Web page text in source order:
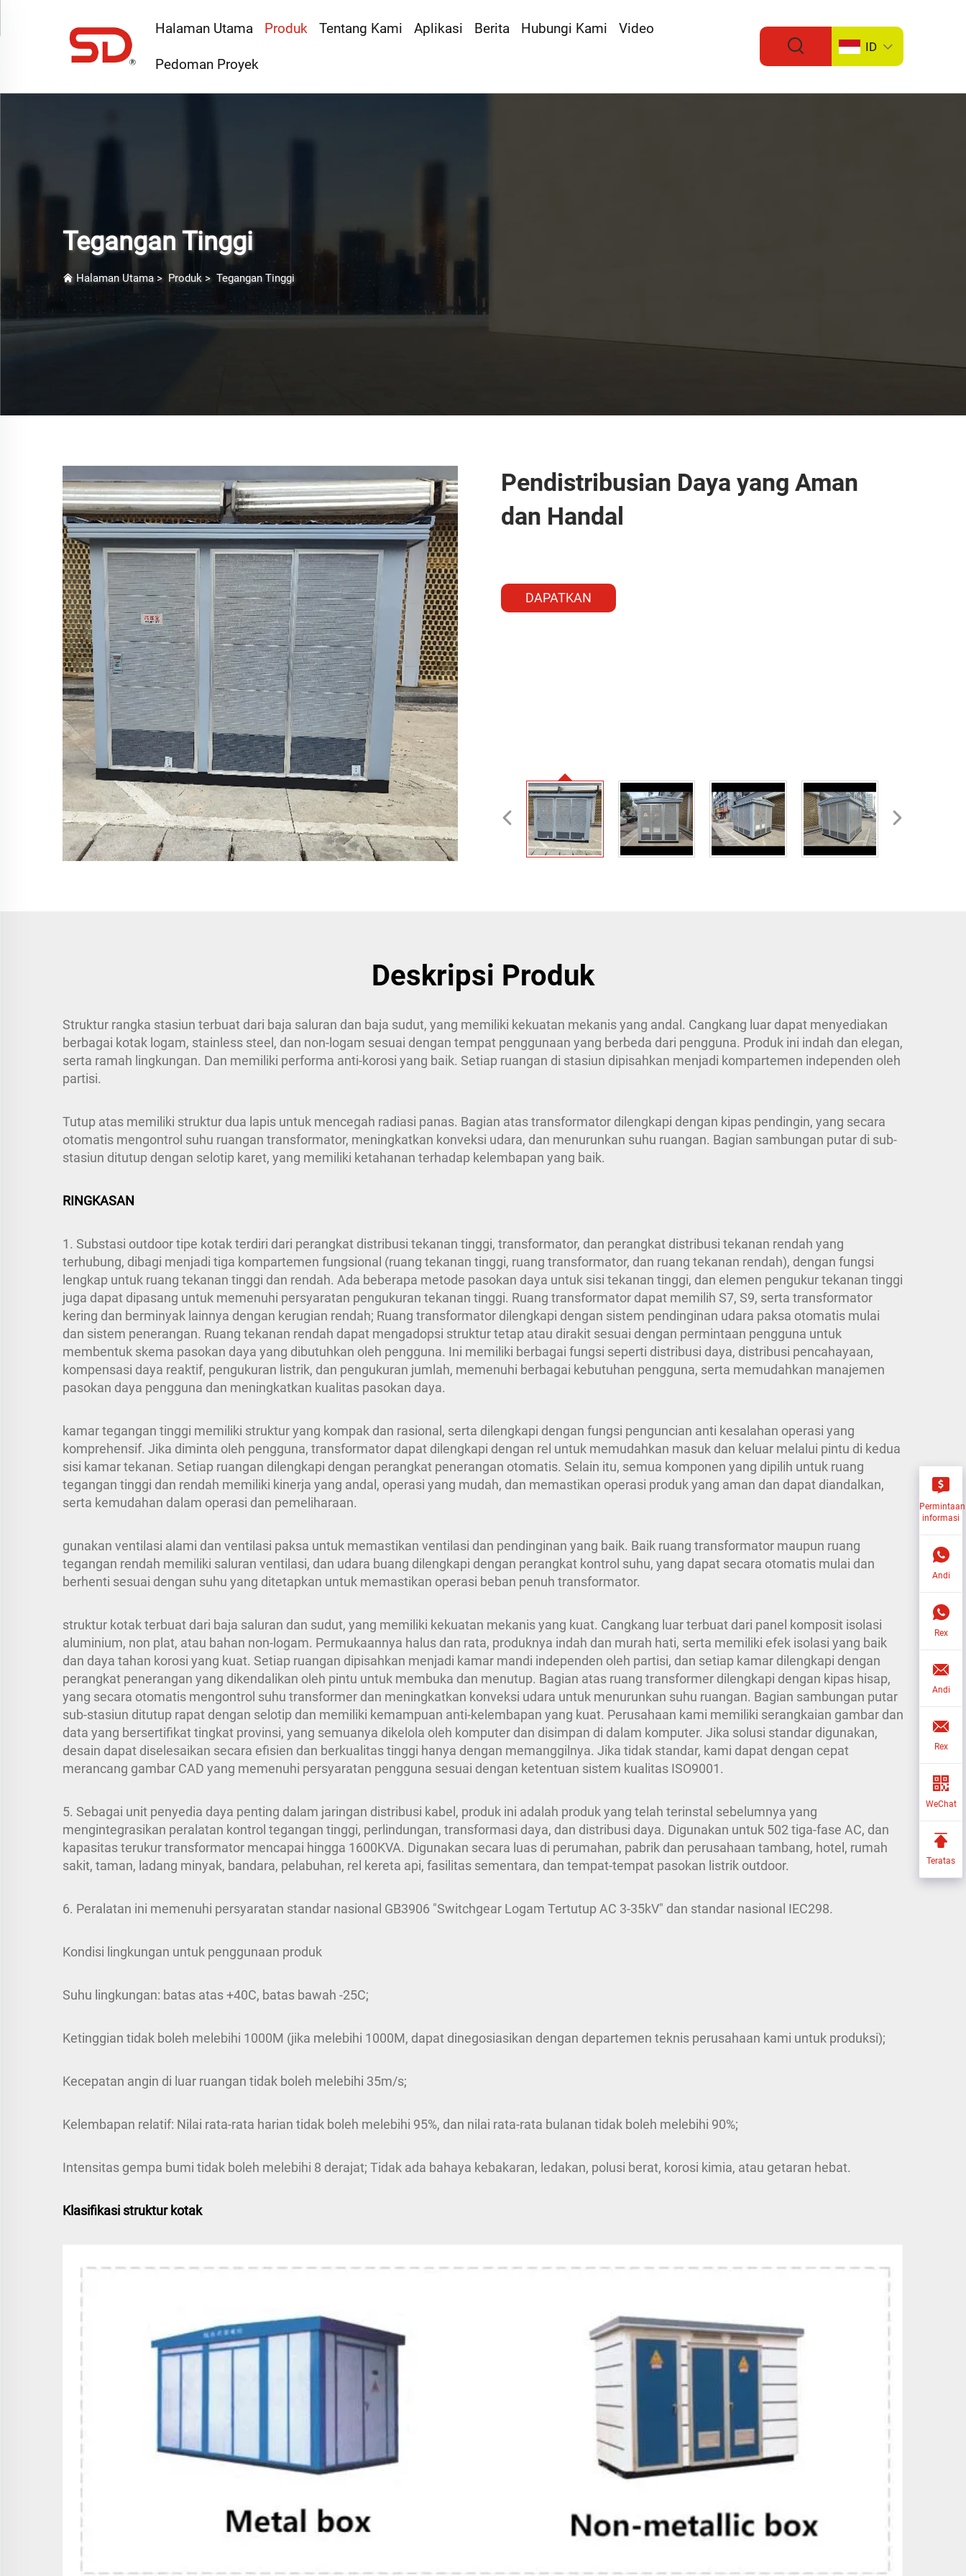
Halaman Utama Produk Tentang Kami Aplikasi Berita Hubungi Kami Video
Pedoman Proyek
ID
Tegangan Tinggi
Halaman Utama> Produk > Tegangan Tinggi
Pendistribusian Daya yang Aman
dan Handal
DAPATKAN
Deskripsi Produk
Struktur rangka stasiun terbuat dari baja saluran dan baja sudut, yang memiliki kekuatan mekanis yang andal. Cangkang luar dapat menyediakan
berbagai kotak logam, stainless steel, dan non-logam sesuai dengan tempat penggunaan yang berbeda dari pengguna. Produk ini indah dan elegan,
serta ramah lingkungan. Dan memiliki performa anti-korosi yang baik. Setiap ruangan di stasiun dipisahkan menjadi kompartemen independen oleh
partisi.
Tutup atas memiliki struktur dua lapis untuk mencegah radiasi panas. Bagian atas transformator dilengkapi dengan kipas pendingin, yang secara
otomatis mengontrol suhu ruangan transformator, meningkatkan konveksi udara, dan menurunkan suhu ruangan. Bagian sambungan putar di sub-
stasiun ditutup dengan selotip karet, yang memiliki ketahanan terhadap kelembapan yang baik.
RINGKASAN
1. Substasi outdoor tipe kotak terdiri dari perangkat distribusi tekanan tinggi, transformator, dan perangkat distribusi tekanan rendah yang
terhubung, dibagi menjadi tiga kompartemen fungsional (ruang tekanan tinggi, ruang transformator, dan ruang tekanan rendah), dengan fungsi
lengkap untuk ruang tekanan tinggi dan rendah. Ada beberapa metode pasokan daya untuk sisi tekanan tinggi, dan elemen pengukur tekanan tinggi
juga dapat dipasang untuk memenuhi persyaratan pengukuran tekanan tinggi. Ruang transformator dapat memilih S7, S9, serta transformator
kering dan berminyak lainnya dengan kerugian rendah; Ruang transformator dilengkapi dengan sistem pendinginan udara paksa otomatis mulai
dan sistem penerangan. Ruang tekanan rendah dapat mengadopsi struktur tetap atau dirakit sesuai dengan permintaan pengguna untuk
membentuk skema pasokan daya yang dibutuhkan oleh pengguna. Ini memiliki berbagai fungsi seperti distribusi daya, distribusi pencahayaan,
kompensasi daya reaktif, pengukuran listrik, dan pengukuran jumlah, memenuhi berbagai kebutuhan pengguna, serta memudahkan manajemen
pasokan daya pengguna dan meningkatkan kualitas pasokan daya.
kamar tegangan tinggi memiliki struktur yang kompak dan rasional, serta dilengkapi dengan fungsi penguncian anti kesalahan operasi yang
komprehensif. Jika diminta oleh pengguna, transformator dapat dilengkapi dengan rel untuk memudahkan masuk dan keluar melalui pintu di kedua
sisi kamar tekanan. Setiap ruangan dilengkapi dengan perangkat penerangan otomatis. Selain itu, semua komponen yang dipilih untuk ruang
tegangan tinggi dan rendah memiliki kinerja yang andal, operasi yang mudah, dan memastikan operasi produk yang aman dan dapat diandalkan,
serta kemudahan dalam operasi dan pemeliharaan.
gunakan ventilasi alami dan ventilasi paksa untuk memastikan ventilasi dan pendinginan yang baik. Baik ruang transformator maupun ruang
tegangan rendah memiliki saluran ventilasi, dan udara buang dilengkapi dengan perangkat kontrol suhu, yang dapat secara otomatis mulai dan
berhenti sesuai dengan suhu yang ditetapkan untuk memastikan operasi beban penuh transformator.
struktur kotak terbuat dari baja saluran dan sudut, yang memiliki kekuatan mekanis yang kuat. Cangkang luar terbuat dari panel komposit isolasi
aluminium, non plat, atau bahan non-logam. Permukaannya halus dan rata, produknya indah dan murah hati, serta memiliki efek isolasi yang baik
dan daya tahan korosi yang kuat. Setiap ruangan dipisahkan menjadi kamar mandi independen oleh partisi, dan setiap kamar dilengkapi dengan
perangkat penerangan yang dikendalikan oleh pintu untuk membuka dan menutup. Bagian atas ruang transformer dilengkapi dengan kipas hisap,
yang secara otomatis mengontrol suhu transformer dan meningkatkan konveksi udara untuk menurunkan suhu ruangan. Bagian sambungan putar
sub-stasiun ditutup rapat dengan selotip dan memiliki kemampuan anti-kelembapan yang kuat. Perusahaan kami memiliki serangkaian gambar dan
data yang bersertifikat tingkat provinsi, yang semuanya dikelola oleh komputer dan disimpan di dalam komputer. Jika solusi standar digunakan,
desain dapat diselesaikan secara efisien dan berkualitas tinggi hanya dengan memanggilnya. Jika tidak standar, kami dapat dengan cepat
merancang gambar CAD yang memenuhi persyaratan pengguna sesuai dengan ketentuan sistem kualitas ISO9001.
5. Sebagai unit penyedia daya penting dalam jaringan distribusi kabel, produk ini adalah produk yang telah terinstal sebelumnya yang
mengintegrasikan peralatan kontrol tegangan tinggi, perlindungan, transformasi daya, dan distribusi daya. Digunakan untuk 502 tiga-fase AC, dan
kapasitas terukur transformator mencapai hingga 1600KVA. Digunakan secara luas di perumahan, pabrik dan perusahaan tambang, hotel, rumah
sakit, taman, ladang minyak, bandara, pelabuhan, rel kereta api, fasilitas sementara, dan tempat-tempat pasokan listrik outdoor.
6. Peralatan ini memenuhi persyaratan standar nasional GB3906 "Switchgear Logam Tertutup AC 3-35kV" dan standar nasional IEC298.
Kondisi lingkungan untuk penggunaan produk
Suhu lingkungan: batas atas +40C, batas bawah -25C;
Ketinggian tidak boleh melebihi 1000M (jika melebihi 1000M, dapat dinegosiasikan dengan departemen teknis perusahaan kami untuk produksi);
Kecepatan angin di luar ruangan tidak boleh melebihi 35m/s;
Kelembapan relatif: Nilai rata-rata harian tidak boleh melebihi 95%, dan nilai rata-rata bulanan tidak boleh melebihi 90%;
Intensitas gempa bumi tidak boleh melebihi 8 derajat; Tidak ada bahaya kebakaran, ledakan, polusi berat, korosi kimia, atau getaran hebat.
Klasifikasi struktur kotak
Permintaan
informasi
Andi
Rex
Andi
Rex
WeChat
Teratas